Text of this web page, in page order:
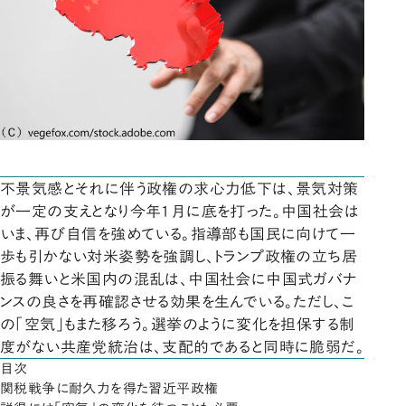
不景気感とそれに伴う政権の求心力低下は、景気対策
が一定の支えとなり今年1月に底を打った。中国社会は
いま、再び自信を強めている。指導部も国民に向けて一
歩も引かない対米姿勢を強調し、トランプ政権の立ち居
振る舞いと米国内の混乱は、中国社会に中国式ガバナ
ンスの良さを再確認させる効果を生んでいる。ただし、こ
の「空気」もまた移ろう。選挙のように変化を担保する制
度がない共産党統治は、支配的であると同時に脆弱だ。
目次
関税戦争に耐久力を得た習近平政権